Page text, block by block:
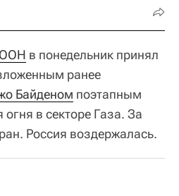
ООН в понедельник принял
ранее
Байденом поэтапным
в секторе Газа. За
Россия воздержалась.